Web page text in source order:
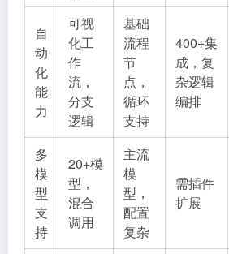
自
动
化
能
力
可视
化工
作
流，
分支
逻辑
基础
流程
节
点，
循环
支持
400+集
成，复
杂逻辑
编排
多
模
型
支
持
20+模
型，
混合
调用
主流
模
型，
配置
复杂
需插件
扩展